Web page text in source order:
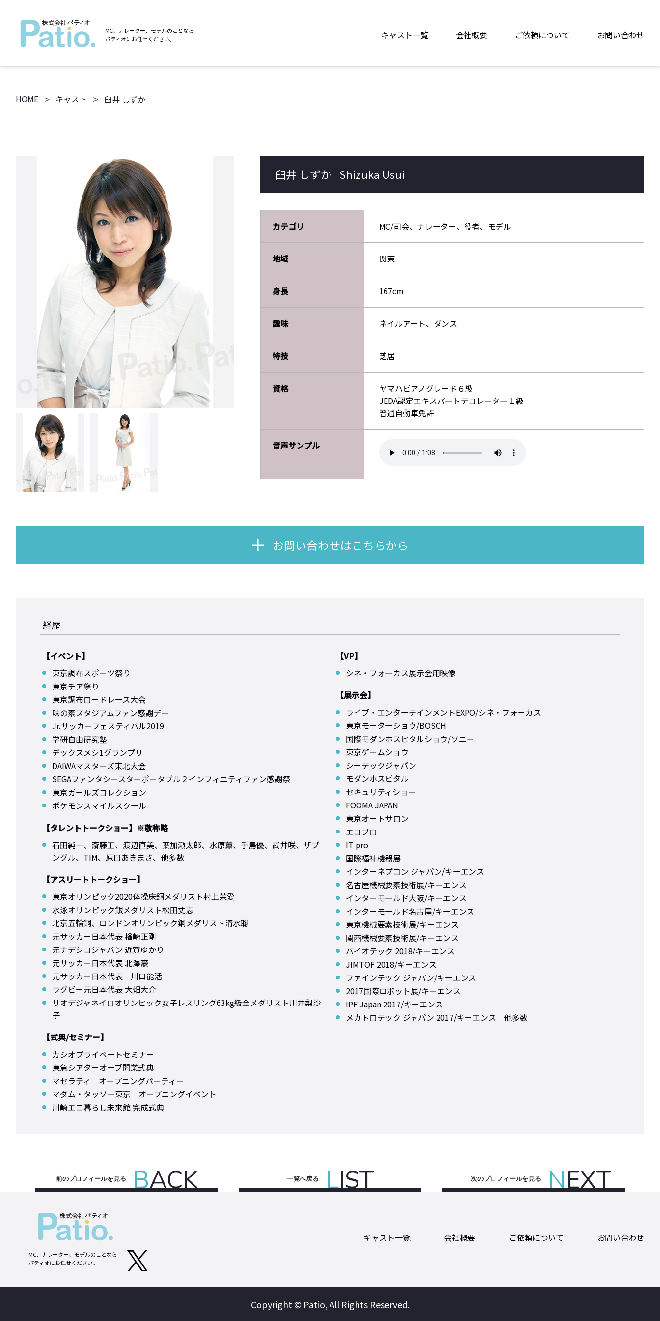
MC、ナレーター、モデルのことなら
パティオにお任せください。
キャスト一覧 会社概要 ご依頼について お問い合わせ
HOME > キャスト > 臼井 しずか
臼井 しずか Shizuka Usui
カテゴリ MC/司会、ナレーター、役者、モデル
地域 関東
身長 167cm
趣味 ネイルアート、ダンス
特技 芝居
資格
ヤマハピアノグレード６級
JEDA認定エキスパートデコレーター１級
普通自動車免許
音声サンプル
お問い合わせはこちらから
経歴
【イベント】
東京調布スポーツ祭り
東京チア祭り
東京調布ロードレース大会
味の素スタジアムファン感謝デー
Jr.サッカーフェスティバル2019
学研自由研究塾
デックスメシ1グランプリ
DAIWAマスターズ東北大会
SEGAファンタシースターポータブル２インフィニティファン感謝祭
東京ガールズコレクション
ポケモンスマイルスクール
【タレントトークショー】※敬称略
石田純一、斎藤工、渡辺直美、葉加瀬太郎、水原薫、手島優、武井咲、ザブ
ングル、TIM、原口あきまさ、他多数
【アスリートトークショー】
東京オリンピック2020体操床銅メダリスト村上茉愛
水泳オリンピック銀メダリスト松田丈志
北京五輪銅、ロンドンオリンピック銅メダリスト清水聡
元サッカー日本代表 楢崎正剛
元ナデシコジャパン 近賀ゆかり
元サッカー日本代表 北澤豪
元サッカー日本代表 川口能活
ラグビー元日本代表 大畑大介
リオデジャネイロオリンピック女子レスリング63kg級金メダリスト川井梨沙
子
【式典/セミナー】
カシオプライベートセミナー
東急シアターオーブ開業式典
マセラティ オープニングパーティー
マダム・タッソー東京 オープニングイベント
川崎エコ暮らし未来館 完成式典
【VP】
シネ・フォーカス展示会用映像
【展示会】
ライブ・エンターテインメントEXPO/シネ・フォーカス
東京モーターショウ/BOSCH
国際モダンホスピタルショウ/ソニー
東京ゲームショウ
シーテックジャパン
モダンホスピタル
セキュリティショー
FOOMA JAPAN
東京オートサロン
エコプロ
IT pro
国際福祉機器展
インターネプコン ジャパン/キーエンス
名古屋機械要素技術展/キーエンス
インターモールド大阪/キーエンス
インターモールド名古屋/キーエンス
東京機械要素技術展/キーエンス
関西機械要素技術展/キーエンス
バイオテック 2018/キーエンス
JIMTOF 2018/キーエンス
ファインテック ジャパン/キーエンス
2017国際ロボット展/キーエンス
IPF Japan 2017/キーエンス
メカトロテック ジャパン 2017/キーエンス 他多数
前のプロフィールを見る BACK 一覧へ戻る LIST 次のプロフィールを見る NEXT
MC、ナレーター、モデルのことなら
パティオにお任せください。
キャスト一覧 会社概要 ご依頼について お問い合わせ
Copyright © Patio, All Rights Reserved.